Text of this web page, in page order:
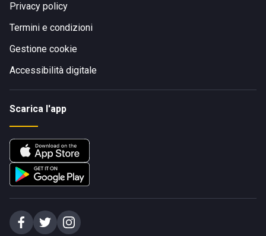
Privacy policy
Termini e condizioni
Gestione cookie
Accessibilità digitale
Scarica l'app